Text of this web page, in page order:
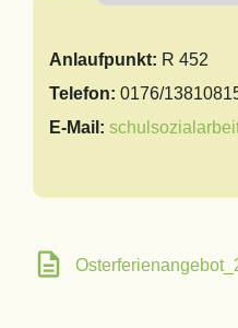
Anlaufpunkt: R 452
Telefon: 0176/
E-Mail: